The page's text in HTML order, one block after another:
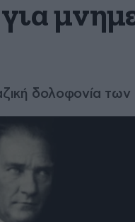
δολοφονία των